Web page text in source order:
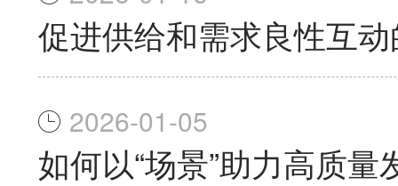
促进供给和需求良性互
2026-01-05
如何以“场景”助力高质量